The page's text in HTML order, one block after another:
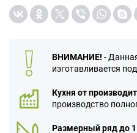
ВНИМАНИЕ! -
изготавливается
Кухня от
производство
Размерный ряд до